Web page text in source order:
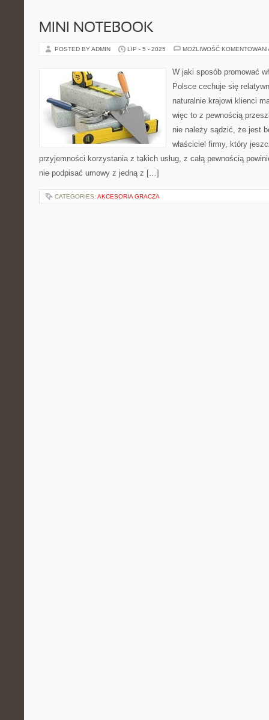
MINI NOTEBOOK
POSTED BY ADMIN LIP - 5 - 2025 MOŻLIWOŚĆ
W jaki sposób promować
Polsce cechuje się
naturalnie krajowi klienci
więc to z pewnością
nie należy sądzić, że jest
właściciel firmy, który
przyjemności korzystania z takich usług, z całą pewnością
nie podpisać umowy z jedną z […]
CATEGORIES: AKCESORIA GRACZA